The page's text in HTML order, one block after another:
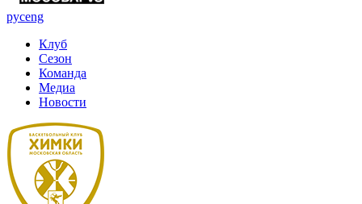
русeng
Клуб
Сезон
Команда
Медиа
Новости